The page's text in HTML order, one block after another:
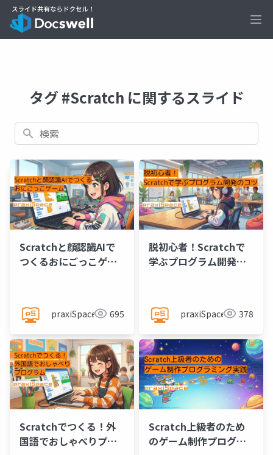
タグ #Scratch に関するスライド
検索
Scratchと顔認識AIで
つくるおにごっこゲー
praxiSpace 695
脱初心者！Scratchで
学ぶプログラム開発の
praxiSpace 378
Scratchでつくる！外
国語でおしゃべりプロ
Scratch上級者のため
のゲーム制作プログラ